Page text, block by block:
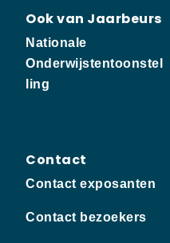
Ook van Jaarbeurs
Nationale
Onderwijstentoonstel
ling
Contact
Contact exposanten
Contact bezoekers